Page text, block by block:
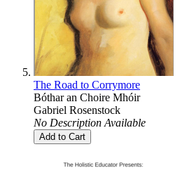
The Road to Corrymore
Bóthar an Choire Mhóir
Gabriel Rosenstock
No Description Available
Add to Cart